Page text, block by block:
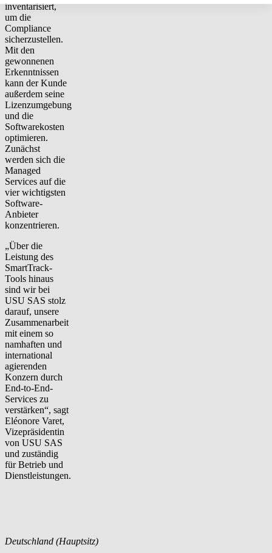
inventarisiert,
um die
Compliance
sicherzustellen.
Mit den
gewonnenen
Erkenntnissen
kann der Kunde
außerdem seine
Lizenzumgebung
und die
Softwarekosten
optimieren.
Zunächst
werden sich die
Managed
Services auf die
vier wichtigsten
Software-
Anbieter
konzentrieren.
„Über die
Leistung des
SmartTrack-
Tools hinaus
sind wir bei
USU SAS stolz
darauf, unsere
Zusammenarbeit
mit einem so
namhaften und
international
agierenden
Konzern durch
End-to-End-
Services zu
verstärken“, sagt
Eléonore Varet,
Vizepräsidentin
von USU SAS
und zuständig
für Betrieb und
Dienstleistungen.
Deutschland (Hauptsitz)